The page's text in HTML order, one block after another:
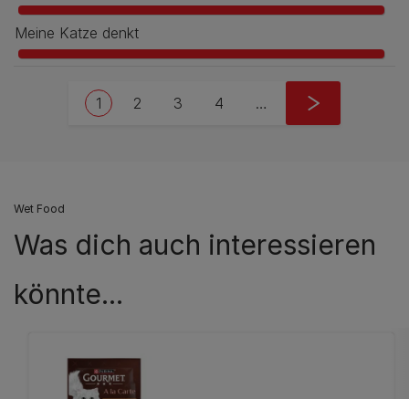
Meine Katze denkt
Current page
1 Seite
2 Seite
3 Seite
4 … Next page
››
Wet Food
Was dich auch interessieren
könnte...